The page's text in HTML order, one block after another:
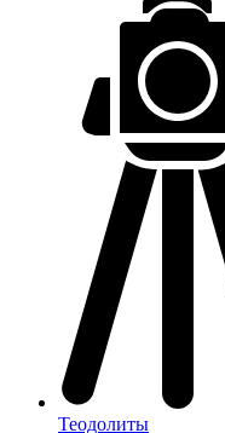
Теодолиты